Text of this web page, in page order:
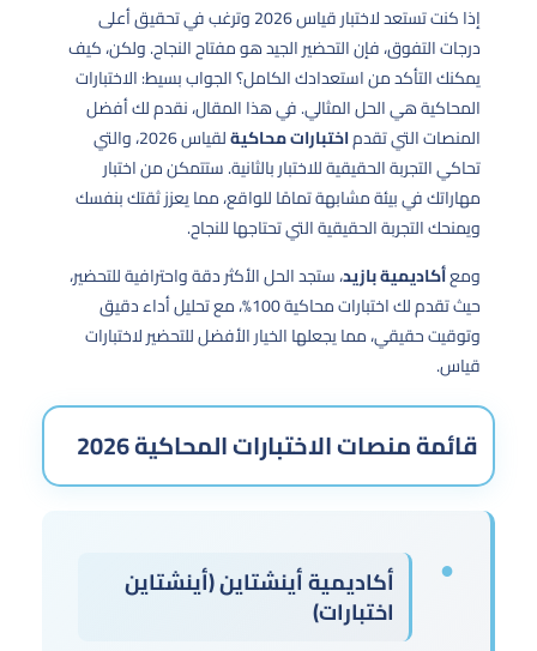
إذا كنت تستعد لاختبار قياس 2026 وترغب في تحقيق أعلى
درجات التفوق، فإن التحضير الجيد هو مفتاح النجاح. ولكن، كيف
يمكنك التأكد من استعدادك الكامل؟ الجواب بسيط: الاختبارات
المحاكية هي الحل المثالي. في هذا المقال، نقدم لك أفضل
المنصات التي تقدماختبارات محاكية
لقياس 2026، والتي
تحاكي التجربة الحقيقية للاختبار بالثانية. ستتمكن من اختبار
مهاراتك في بيئة مشابهة تمامًا للواقع، مما يعزز ثقتك بنفسك
ويمنحك التجربة الحقيقية التي تحتاجها للنجاح.
ومعأكاديمية بازيد، ستجد الحل الأكثر دقة واحترافية للتحضير،
حيث تقدم لك اختبارات محاكية 100%، مع تحليل أداء دقيق
وتوقيت حقيقي، مما يجعلها الخيار الأفضل للتحضير لاختبارات
قياس.
قائمة منصات الاختبارات المحاكية 2026
أكاديمية أينشتاين (أينشتاين
اختبارات)